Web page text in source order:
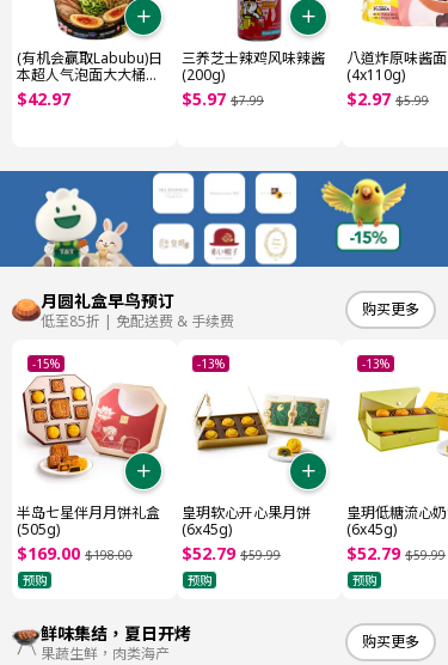
(有机会赢取Labubu)日
本超人气泡面大大桶
(~1.85kg)
$42.97
三养芝士辣鸡风味辣酱
(200g)
$5.97 $7.99
八道炸原味酱面
(4x110g)
$2.97 $5.99
月圆礼盒早鸟预订
低至85折 | 免配送费 & 手续费
购买更多
-15%
半岛七星伴月月饼礼盒
(505g)
$169.00 $198.00
预购
-13%
皇玥软心开心果月饼
(6x45g)
$52.79 $59.99
预购
-13%
皇玥低糖流心奶
(6x45g)
$52.79 $59.99
预购
鲜味集结，夏日开烤
果蔬生鲜，肉类海产
购买更多